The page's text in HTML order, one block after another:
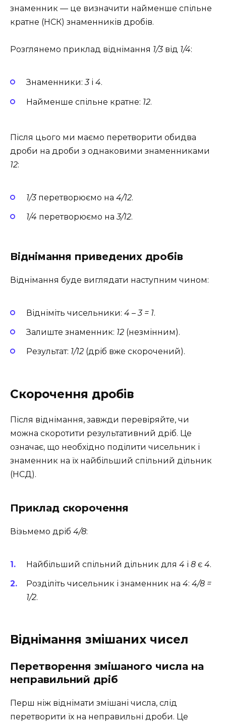
знаменник — це визначити найменше спільне
кратне (НСК) знаменників дробів.
Розглянемо приклад віднімання 1/3від 1/4:
Знаменники:3і 4.
Найменше спільне кратне: 12.
Після цього ми маємо перетворити обидва
дроби на дроби з однаковими знаменниками
12:
1/3перетворюємо на 4/12.
1/4 перетворюємо на3/12.
Віднімання приведених дробів
Віднімання буде виглядати наступним чином:
Відніміть чисельники: 4 – 3 = 1.
Залиште знаменник: 12 (незмінним).
Результат: 1/12 (дріб вже скорочений).
Скорочення дробів
Після віднімання, завжди перевіряйте, чи
можна скоротити результативний дріб. Це
означає, що необхідно поділити чисельник і
знаменник на їх найбільший спільний дільник
(НСД).
Приклад скорочення
Візьмемо дріб 4/8:
Найбільший спільний дільник для 4 і 8 є 4.
Розділіть чисельник і знаменник на 4: 4/8 =
1/2.
Віднімання змішаних чисел
Перетворення змішаного числа на
неправильний дріб
Перш ніж віднімати змішані числа, слід
перетворити їх на неправильні дроби. Це